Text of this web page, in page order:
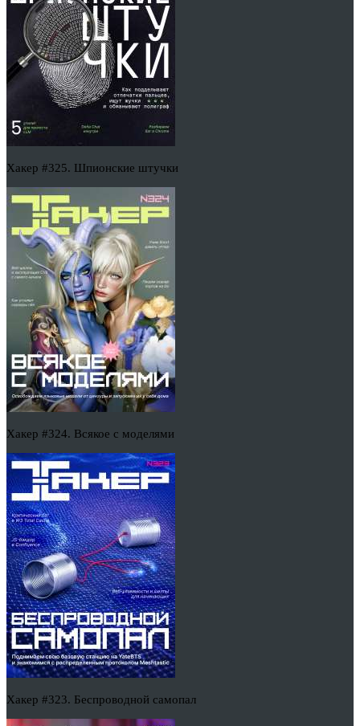
Хакер #325. Шпионские штучки
Хакер #324. Всякое с моделями
Хакер #323. Беспроводной самопал